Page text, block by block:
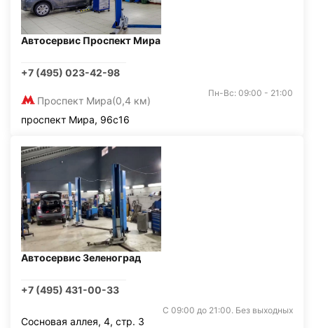
Автосервис Проспект Мира
+7 (495) 023-42-98
Проспект Мира(0,4 км)
Пн-Вс: 09:00 - 21:00
проспект Мира, 96с16
Автосервис Зеленоград
+7 (495) 431-00-33
С 09:00 до 21:00. Без выходных
Сосновая аллея, 4, стр. 3